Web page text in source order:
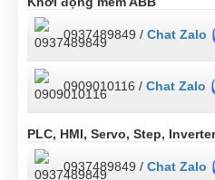
Tổn thất nhiệt ở công suất tối
Lắp đặt thông qua 4 lỗ đường
0937489849 / Chat Zalo
0909010116 / Chat Zalo
PLC, HMI, Servo, Step,
0937489849 / Chat Zalo